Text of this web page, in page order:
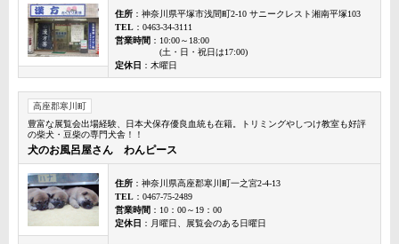
住所 ：神奈川県平塚市浅間町2-10 サニークレスト湘南平塚103
TEL ：0463-34-3111
営業時間 ：10:00～18:00
(土・日・祝日は17:00)
定休日 ：木曜日
高座郡寒川町
豊富な展覧会出場経験、日本犬保存優良血統も在籍。トリミングやしつけ教室も好評
の柴犬・豆柴の専門犬舎！！
犬のお風呂屋さん わんピース
住所 ：神奈川県高座郡寒川町一之宮2-4-13
TEL ：0467-75-2489
営業時間 ：10：00～19：00
定休日 ：月曜日、展覧会のある日曜日